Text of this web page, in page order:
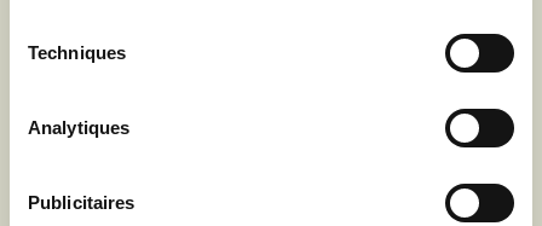
Techniques
Analytiques
Publicitaires
Réservez vos cours!